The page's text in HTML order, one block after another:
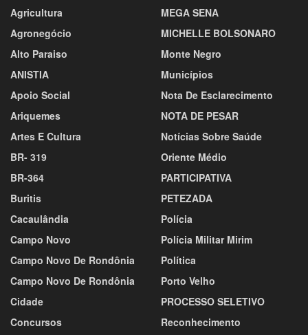
Agricultura
Agronegócio
Alto Paraiso
ANISTIA
Apoio Social
Ariquemes
Artes E Cultura
BR- 319
BR-364
Buritis
Cacaulândia
Campo Novo
Campo Novo De Rondônia
Campo Novo De Rondônia
Cidade
Concursos
MEGA SENA
MICHELLE BOLSONARO
Monte Negro
Municípios
Nota De Esclarecimento
NOTA DE PESAR
Notícias Sobre Saúde
Oriente Médio
PARTICIPATIVA
PETEZADA
Polícia
Polícia Militar Mirim
Política
Porto Velho
PROCESSO SELETIVO
Reconhecimento